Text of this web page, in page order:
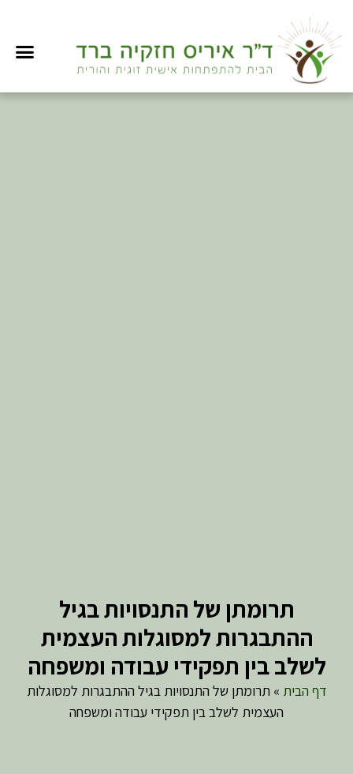
תרומתן של התנסויות בגיל
ההתבגרות למסוגלות העצמית
לשלב בין תפקידי עבודה ומשפחה
דף הבית » תרומתן של התנסויות בגיל ההתבגרות למסוגלות
העצמית לשלב בין תפקידי עבודה ומשפחה